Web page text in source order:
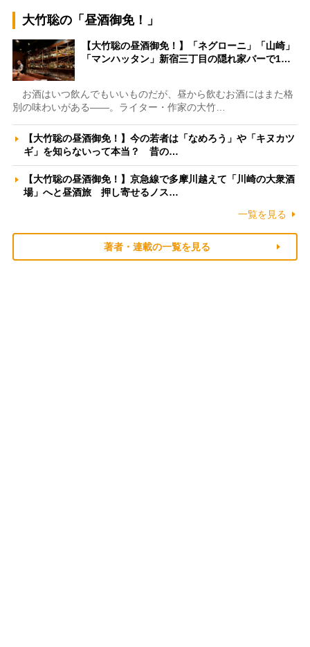
大竹聡の「昼酒御免！」
【大竹聡の昼酒御免！】「ネグローニ」「山崎」
「マンハッタン」新宿三丁目の隠れ家バーで1…
お酒はいつ飲んでもいいものだが、昼から飲むお酒にはまた格
別の味わいがある――。ライター・作家の大竹…
【大竹聡の昼酒御免！】今の若者は「なめろう」や「キヌカツ
ギ」を知らないって本当？ 昔の…
【大竹聡の昼酒御免！】京急線で多摩川越えて「川崎の大衆酒
場」へと昼酒旅 押し寄せるノス…
一覧を見る
著者・連載の一覧を見る